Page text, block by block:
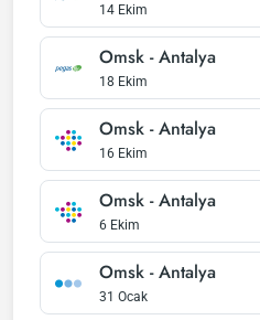
14 Ekim
Omsk - Antalya
18 Ekim
Omsk - Antalya
16 Ekim
Omsk - Antalya
6 Ekim
Omsk - Antalya
31 Ocak